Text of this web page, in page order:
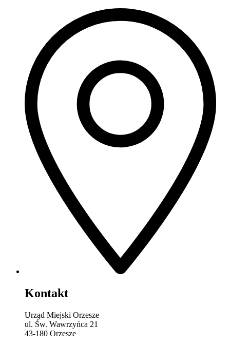
Kontakt
Urząd Miejski Orzesze
ul. Św. Wawrzyńca 21
43-180 Orzesze